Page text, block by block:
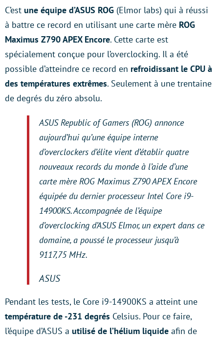
C’est une équipe d’ASUS ROG (Elmor labs) qui à réussi
à battre ce record en utilisant une carte mère ROG
Maximus Z790 APEX Encore. Cette carte est
spécialement conçue pour l’overclocking. Il a été
possible d’atteindre ce record en refroidissant le CPU à
des températures extrêmes. Seulement à une trentaine
de degrés du zéro absolu.
ASUS Republic of Gamers (ROG) annonce
aujourd’hui qu’une équipe interne
d’overclockers d’élite vient d’établir quatre
nouveaux records du monde à l’aide d’une
carte mère ROG Maximus Z790 APEX Encore
équipée du dernier processeur Intel Core i9-
14900KS. Accompagnée de l’équipe
d’overclocking d’ASUS Elmor, un expert dans ce
domaine, a poussé le processeur jusqu’à
9117,75 MHz.
ASUS
Pendant les tests, le Core i9-14900KS a atteint une
température de -231 degrés Celsius. Pour ce faire,
l’équipe d’ASUS a utilisé de l’hélium liquide afin de